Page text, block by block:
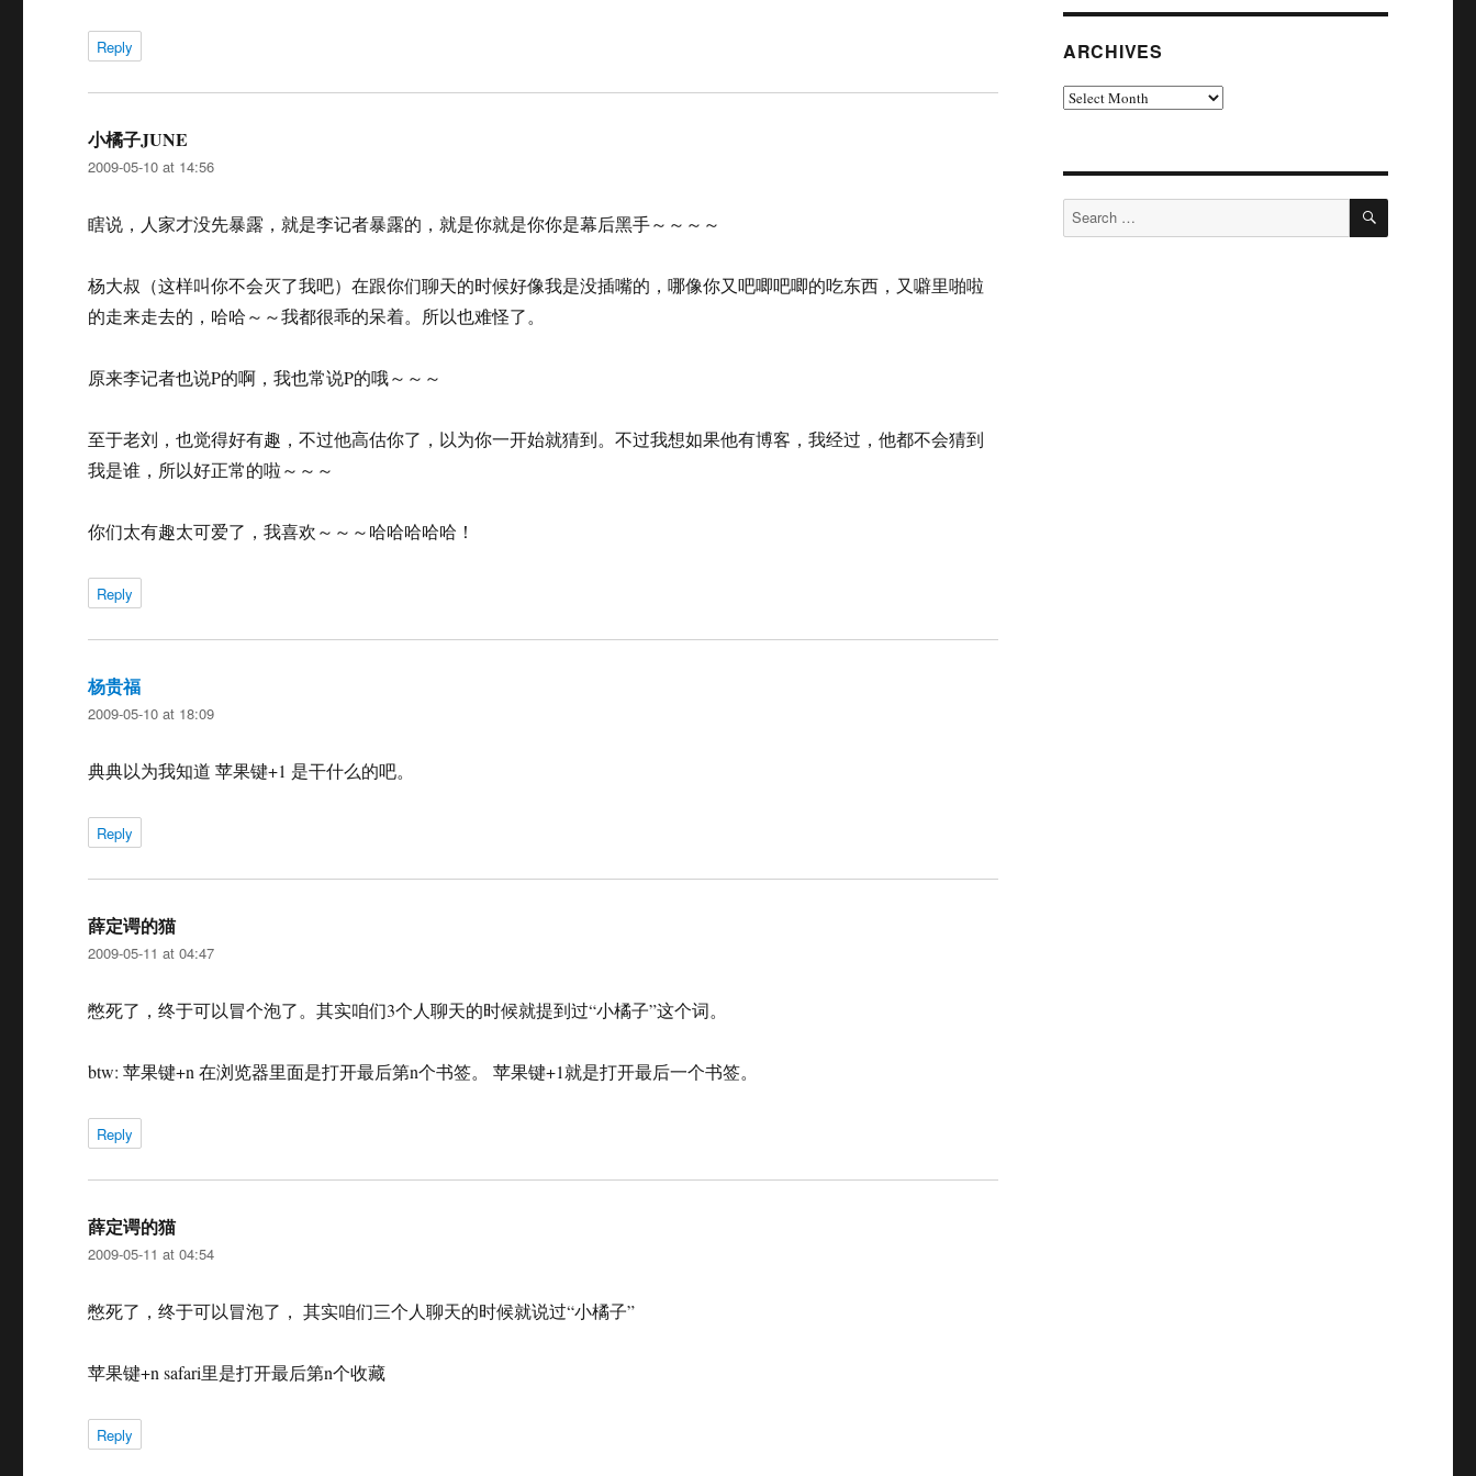
Reply
小橘子JUNE
2009-05-10 at 14:56
瞎说，人家才没先暴露，就是李记者暴露的，就是你就是你你是幕后黑手～～～～
杨大叔（这样叫你不会灭了我吧）在跟你们聊天的时候好像我是没插嘴的，哪像你又吧唧吧唧的吃东西，又噼里啪啦
的走来走去的，哈哈～～我都很乖的呆着。所以也难怪了。
原来李记者也说P的啊，我也常说P的哦～～～
至于老刘，也觉得好有趣，不过他高估你了，以为你一开始就猜到。不过我想如果他有博客，我经过，他都不会猜到
我是谁，所以好正常的啦～～～
你们太有趣太可爱了，我喜欢～～～哈哈哈哈哈！
Reply
杨贵福
2009-05-10 at 18:09
典典以为我知道 苹果键+1 是干什么的吧。
Reply
薛定谔的猫says:
2009-05-11 at 04:47
憋死了，终于可以冒个泡了。其实咱们3个人聊天的时候就提到过“小橘子”这个词。
btw: 苹果键+n 在浏览器里面是打开最后第n个书签。 苹果键+1就是打开最后一个书签。
Reply
薛定谔的猫says:
2009-05-11 at 04:54
憋死了，终于可以冒泡了， 其实咱们三个人聊天的时候就说过“小橘子”
苹果键+n safari里是打开最后第n个收藏
Reply
ARCHIVES
Archives
Search
for:
SEARCH